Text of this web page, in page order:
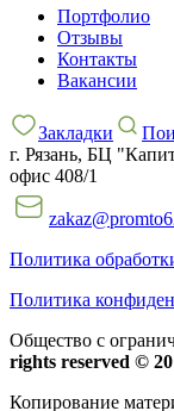
Портфолио
Отзывы
Контакты
Вакансии
Закладки
г. Рязань, БЦ
офис 408/1
Политика
Политика
Общество с
rights reserved ©
Копирование